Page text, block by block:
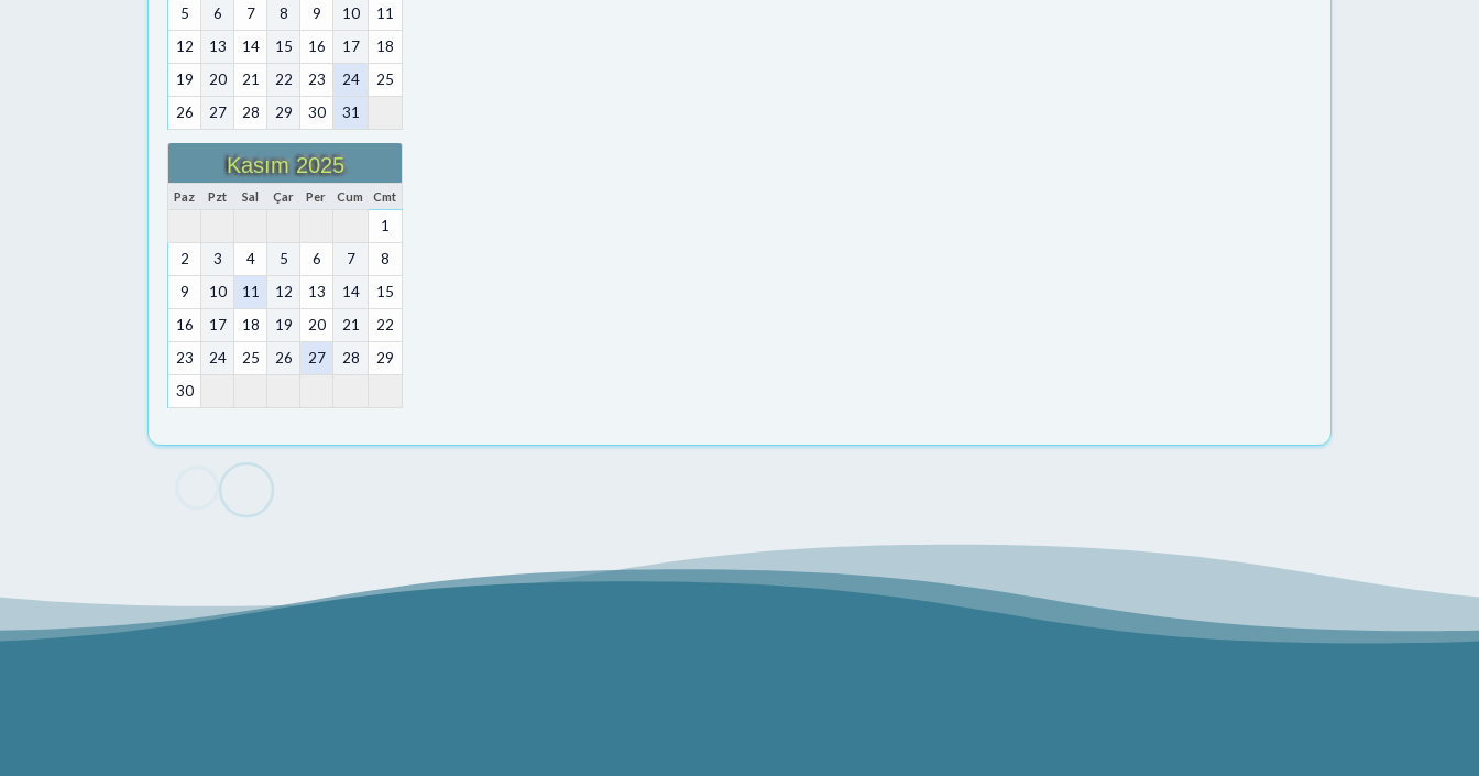
5
6 7 8 9 10
11
12
13 14 15 16 17
18
19
20 21 22 23 24
25
26
27 28 29 30 31
Kasım 2025
Paz Pzt Sal Çar Per Cum Cmt
1
2
3 4 5 6 7
8
9
10 11 12 13 14
15
16
17 18 19 20 21
22
23
24 25 26 27 28
29
30